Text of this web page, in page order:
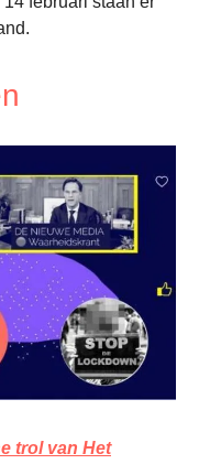
trol van Het